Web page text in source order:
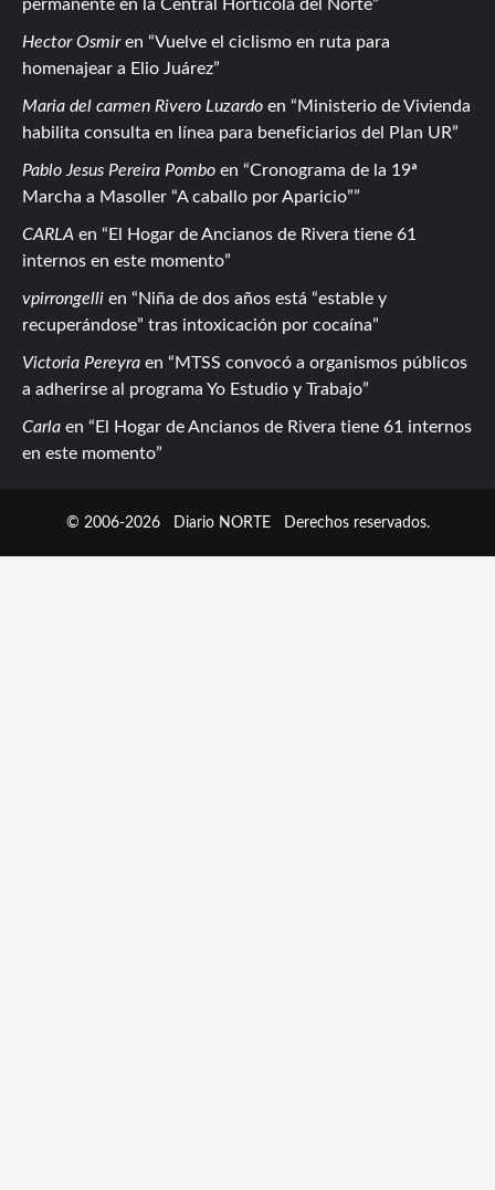
permanente en la Central Hortícola del Norte
Hector Osmiren
Vuelve el ciclismo en ruta para
homenajear a Elio Juárez
Maria del carmen Rivero Luzardo en
Ministerio de Vivienda
habilita consulta en línea para beneficiarios del Plan UR
Pablo Jesus Pereira Pombo en
Cronograma de la 19ª
Marcha a Masoller “A caballo por Aparicio”
CARLA en
El Hogar de Ancianos de Rivera tiene 61
internos en este momento
vpirrongelli en
Niña de dos años está “estable y
recuperándose” tras intoxicación por cocaína
Victoria Pereyra en
MTSS convocó a organismos públicos
a adherirse al programa Yo Estudio y Trabajo
Carla en
El Hogar de Ancianos de Rivera tiene 61 internos
en este momento
© 2006-2026 Diario NORTEDerechos reservados.